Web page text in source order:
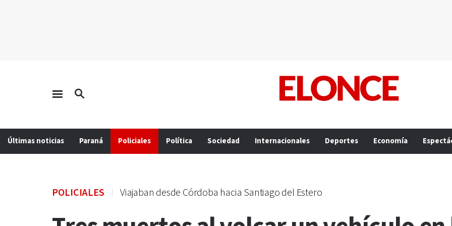
Últimas noticias Paraná Policiales Política Sociedad Internacionales Deportes Economía
POLICIALES Viajaban desde Córdoba hacia Santiago del Estero